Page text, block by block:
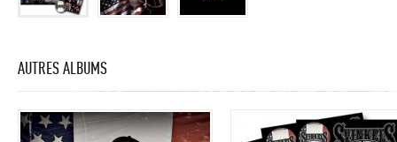
AUTRES ALBUMS